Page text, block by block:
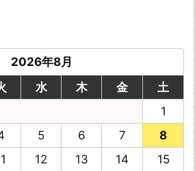
2026年8月
水 木 金
土
1
5 6 7
8
12 13 14
15